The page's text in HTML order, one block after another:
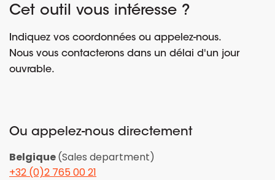
Cet outil vous intéresse ?
Indiquez vos coordonnées ou appelez-nous.
Nous vous contacterons dans un délai d'un jour
ouvrable.
Ou appelez-nous directement
Belgique(Sales department)
+32 (0)2 765 00 21